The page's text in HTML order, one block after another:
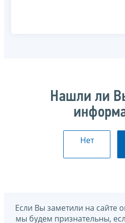
Нашли ли
Нет
Если Вы заметили на сайте
мы будем признательны,